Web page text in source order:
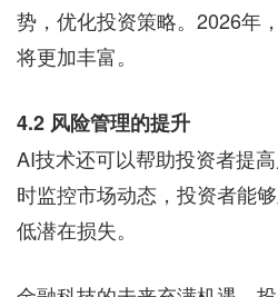
势，优化投资策略。2026年
将更加丰富。
4.2 风险管理的提升
AI技术还可以帮助投资者提
时监控市场动态，投资者能
低潜在损失。